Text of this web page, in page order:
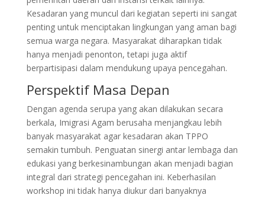
Kesadaran yang muncul dari kegiatan seperti ini sangat
penting untuk menciptakan lingkungan yang aman bagi
semua warga negara. Masyarakat diharapkan tidak
hanya menjadi penonton, tetapi juga aktif
berpartisipasi dalam mendukung upaya pencegahan.
Perspektif Masa Depan
Dengan agenda serupa yang akan dilakukan secara
berkala, Imigrasi Agam berusaha menjangkau lebih
banyak masyarakat agar kesadaran akan TPPO
semakin tumbuh. Penguatan sinergi antar lembaga dan
edukasi yang berkesinambungan akan menjadi bagian
integral dari strategi pencegahan ini. Keberhasilan
workshop ini tidak hanya diukur dari banyaknya